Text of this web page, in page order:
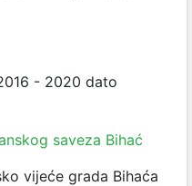
- 2020 dato
saveza Bihać
vijeće grada Bihaća